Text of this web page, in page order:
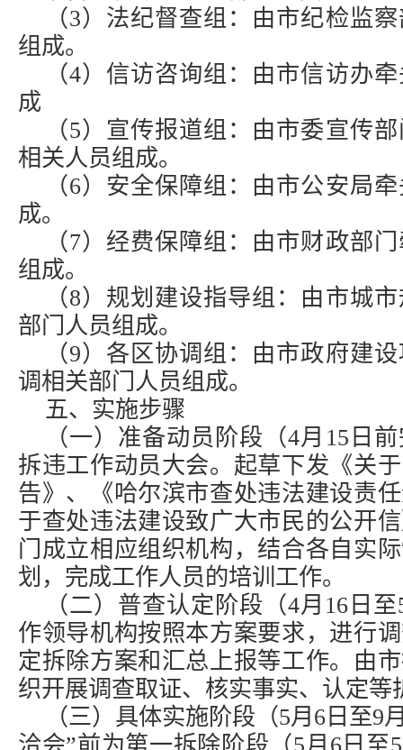
（3）法纪督查组：由市纪检监
组成。
（4）信访咨询组：由市信访办
成
（5）宣传报道组：由市委宣传
相关人员组成。
（6）安全保障组：由市公安局
成。
（7）经费保障组：由市财政部
组成。
（8）规划建设指导组：由市城
部门人员组成。
（9）各区协调组：由市政府建
调相关部门人员组成。
五、实施步骤
（一）准备动员阶段（4月15日
拆违工作动员大会。起草下发《关
告》、《哈尔滨市查处违法建设责
于查处违法建设致广大市民的公开
门成立相应组织机构，结合各自实
划，完成工作人员的培训工作。
（二）普查认定阶段（4月16日
作领导机构按照本方案要求，进行
定拆除方案和汇总上报等工作。由
织开展调查取证、核实事实、认定等
（三）具体实施阶段（5月6日至9